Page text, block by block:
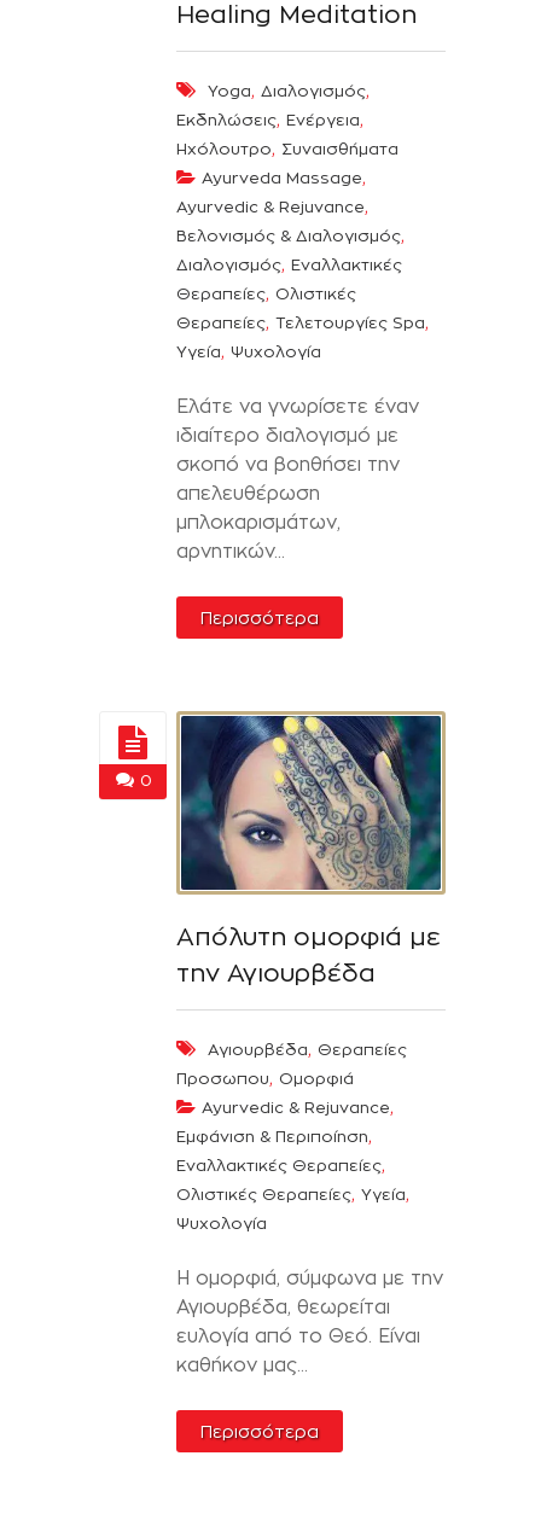
Healing Meditation
Yoga, Διαλογισμός,
Εκδηλώσεις, Ενέργεια,
Ηχόλουτρο, Συναισθήματα
Ayurveda Massage,
Ayurvedic & Rejuvance,
Βελονισμός & Διαλογισμός,
Διαλογισμός, Εναλλακτικές
Θεραπείες, Ολιστικές
Θεραπείες, Τελετουργίες Spa,
Υγεία, Ψυχολογία
Ελάτε να γνωρίσετε έναν
ιδιαίτερο διαλογισμό με
σκοπό να βοηθήσει την
απελευθέρωση
μπλοκαρισμάτων,
αρνητικών...
Περισσότερα
0
Απόλυτη ομορφιά με
την Αγιουρβέδα
Αγιουρβέδα, Θεραπείες
Προσωπου, Ομορφιά
Ayurvedic & Rejuvance,
Εμφάνιση & Περιποίηση,
Εναλλακτικές Θεραπείες,
Ολιστικές Θεραπείες, Υγεία,
Ψυχολογία
Η ομορφιά, σύμφωνα με την
Αγιουρβέδα, θεωρείται
ευλογία από το Θεό. Είναι
καθήκον μας...
Περισσότερα